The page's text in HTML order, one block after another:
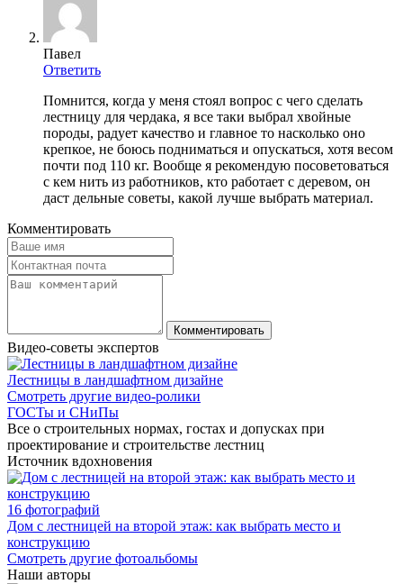
Павел
Ответить
Помнится, когда у меня стоял вопрос с чего сделать
лестницу для чердака, я все таки выбрал хвойные
породы, радует качество и главное то насколько оно
крепкое, не боюсь подниматься и опускаться, хотя весом
почти под 110 кг. Вообще я рекомендую посоветоваться
с кем нить из работников, кто работает с деревом, он
даст дельные советы, какой лучше выбрать материал.
Комментировать
Видео-советы экспертов
Лестницы в ландшафтном дизайне
Смотреть другие видео-ролики
ГОСТы и СНиПы
Все о строительных нормах, гостах и допусках при
проектирование и строительстве лестниц
Источник вдохновения
16 фотографий
Дом с лестницей на второй этаж: как выбрать место и
конструкцию
Смотреть другие фотоальбомы
Наши авторы